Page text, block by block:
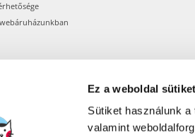
Ez a weboldal
Sütiket használunk
valamint